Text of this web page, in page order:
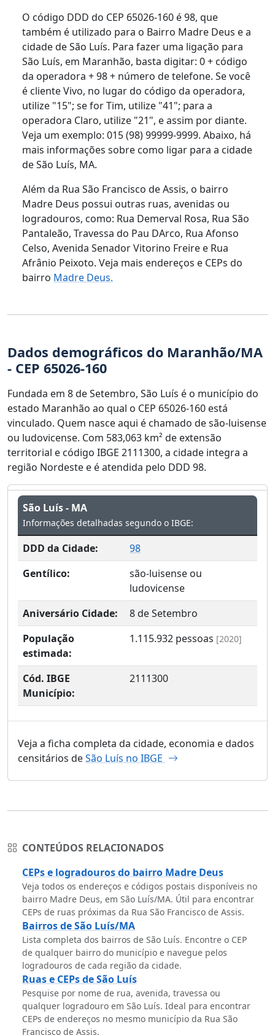
O código DDD do CEP 65026-160 é 98, que
também é utilizado para o Bairro Madre Deus e a
cidade de São Luís. Para fazer uma ligação para
São Luís, em Maranhão, basta digitar: 0 + código
da operadora + 98 + número de telefone. Se você
é cliente Vivo, no lugar do código da operadora,
utilize "15"; se for Tim, utilize "41"; para a
operadora Claro, utilize "21", e assim por diante.
Veja um exemplo: 015 (98) 99999-9999. Abaixo, há
mais informações sobre como ligar para a cidade
de São Luís, MA.
Além da Rua São Francisco de Assis, o bairro
Madre Deus possui outras ruas, avenidas ou
logradouros, como: Rua Demerval Rosa, Rua São
Pantaleão, Travessa do Pau DArco, Rua Afonso
Celso, Avenida Senador Vitorino Freire e Rua
Afrânio Peixoto. Veja mais endereços e CEPs do
bairro Madre Deus.
Dados demográficos do Maranhão/MA
- CEP 65026-160
Fundada em 8 de Setembro, São Luís é o município do
estado Maranhão ao qual o CEP 65026-160 está
vinculado. Quem nasce aqui é chamado de são-luisense
ou ludovicense. Com 583,063 km² de extensão
territorial e código IBGE 2111300, a cidade integra a
região Nordeste e é atendida pelo DDD 98.
São Luís - MA
Informações detalhadas segundo o IBGE:
DDD da Cidade:
98
Gentílico:
são-luisense ou
ludovicense
Aniversário Cidade:
8 de Setembro
População
estimada:
1.115.932 pessoas [2020]
Cód. IBGE
Município:
2111300
Veja a ficha completa da cidade, economia e dados
censitários deSão Luís no IBGE
CONTEÚDOS RELACIONADOS
CEPs e logradouros do bairro Madre Deus
Veja todos os endereços e códigos postais disponíveis no
bairro Madre Deus, em São Luís/MA. Útil para encontrar
CEPs de ruas próximas da Rua São Francisco de Assis.
Bairros de São Luís/MA
Lista completa dos bairros de São Luís. Encontre o CEP
de qualquer bairro do município e navegue pelos
logradouros de cada região da cidade.
Ruas e CEPs de São Luís
Pesquise por nome de rua, avenida, travessa ou
qualquer logradouro em São Luís. Ideal para encontrar
CEPs de endereços no mesmo município da Rua São
Francisco de Assis.